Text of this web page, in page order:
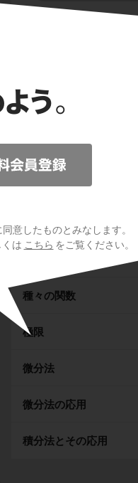
同意したものとみなします。
は こちら をご覧ください。
会員登録をクリックまたはタ
に同意
ご利用のメールサービスで
種々の関数
極限
微分法
微分法の応用
積分法とその応用